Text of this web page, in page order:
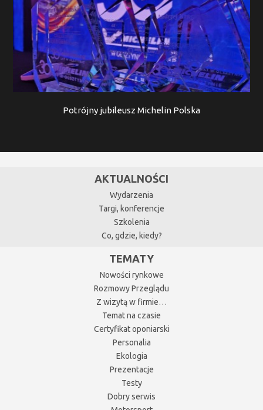
Potrójny jubileusz Michelin Polska
AKTUALNOŚCI
Wydarzenia
Targi, konferencje
Szkolenia
Co, gdzie, kiedy?
TEMATY
Nowości rynkowe
Rozmowy Przeglądu
Z wizytą w firmie…
Temat na czasie
Certyfikat oponiarski
Personalia
Ekologia
Prezentacje
Testy
Dobry serwis